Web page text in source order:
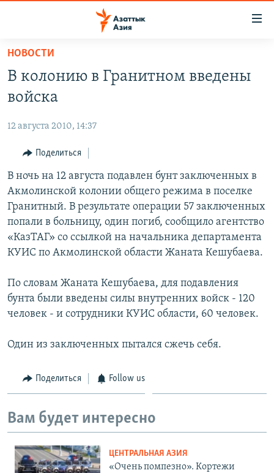
Вернуться
основному
содержанию
навигации
Вернутся
поиску
УЗБЕКИСТАН
ТАДЖИКИСТАН
НА ДРУГИХ ЯЗЫКАХ
ҚАЗАҚША
КЫРГЫЗЧА
ТОҶИКӢ
TÜRKMENÇE
Все сайты РСЕ/РС
НОВОСТИ
В колонию в Гранитном введены
войска
12 августа 2010, 14:37
Поделиться
В ночь на 12 августа подавлен бунт заключенных в
Акмолинской колонии общего режима в поселке
Гранитный. В результате операции 57 заключенных
попали в больницу, один погиб, сообщило агентство
«КазТАГ» со ссылкой на начальника департамента
КУИС по Акмолинской области Жаната Кешубаева.
По словам Жаната Кешубаева, для подавления
бунта были введены силы внутренних войск - 120
человек - и сотрудники КУИС области, 60 человек.
Один из заключенных пытался сжечь себя.
Поделиться Follow us
Вам будет интересно
ЦЕНТРАЛЬНАЯ АЗИЯ
«Очень помпезно». Кортежи